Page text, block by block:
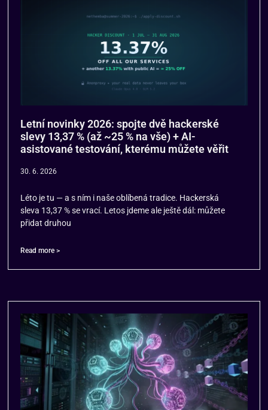
Letní novinky 2026: spojte dvě hackerské
slevy 13,37 % (až ~25 % na vše) + AI-
asistované testování, kterému můžete věřit
30. 6. 2026
Léto je tu — a s ním i naše oblíbená tradice. Hackerská
sleva 13,37 % se vrací. Letos jdeme ale ještě dál: můžete
přidat druhou
Read more >